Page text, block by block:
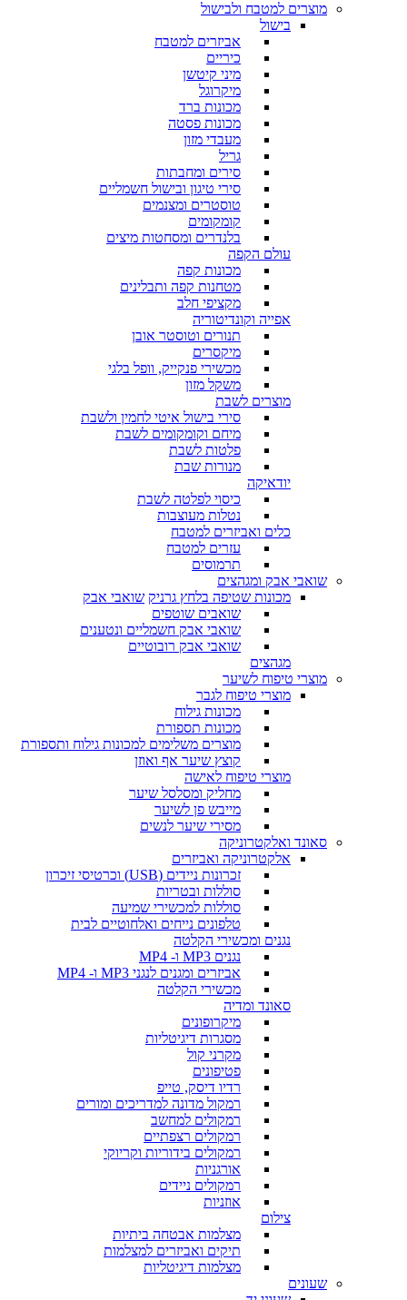
מוצרים למטבח ולבישול
בישול
אביזרים למטבח
כיריים
מיני קיטשן
מיקרוגל
מכונות ברד
מכונות פסטה
מעבדי מזון
גריל
סירים ומחבתות
סירי טיגון ובישול חשמליים
טוסטרים ומצנמים
קומקומים
בלנדרים ומסחטות מיצים
עולם הקפה
מכונות קפה
מטחנות קפה ותבלינים
מקציפי חלב
אפייה וקונדיטוריה
תנורים וטוסטר אובן
מיקסרים
מכשירי פנקייק, וופל בלגי
משקל מזון
מוצרים לשבת
סירי בישול איטי לחמין ולשבת
מיחם וקומקומים לשבת
פלטות לשבת
מנורות שבת
יודאיקה
כיסוי לפלטה לשבת
נטלות מעוצבות
כלים ואביזרים למטבח
עזרים למטבח
תרמוסים
שואבי אבק ומגהצים
מכונות שטיפה בלחץ גרניק שואבי אבק
שואבים שוטפים
שואבי אבק חשמליים ונטענים
שואבי אבק רובוטיים
מגהצים
מוצרי טיפוח לשיער
מוצרי טיפוח לגבר
מכונות גילוח
מכונות תספורת
מוצרים משלימים למכונות גילוח ותספורת
קוצץ שיער אף ואוזן
מוצרי טיפוח לאישה
מחליק ומסלסל שיער
מייבש פן לשיער
מסירי שיער לנשים
סאונד ואלקטרוניקה
אלקטרוניקה ואביזרים
זכרונות ניידים (USB) וכרטיסי זיכרון
סוללות ובטריות
סוללות למכשירי שמיעה
טלפונים נייחים ואלחוטיים לבית
נגנים ומכשירי הקלטה
נגנים MP3 ו- MP4
אביזרים ומגנים לנגני MP3 ו- MP4
מכשירי הקלטה
סאונד ומדיה
מיקרופונים
מסגרות דיגיטליות
מקרני קול
פטיפונים
רדיו דיסק, טייפ
רמקול מדונה למדריכים ומורים
רמקולים למחשב
רמקולים רצפתיים
רמקולים בידוריות וקריוקי
אורגניות
רמקולים ניידים
אוזניות
צילום
מצלמות אבטחה ביתיות
תיקים ואביזרים למצלמות
מצלמות דיגיטליות
שעונים